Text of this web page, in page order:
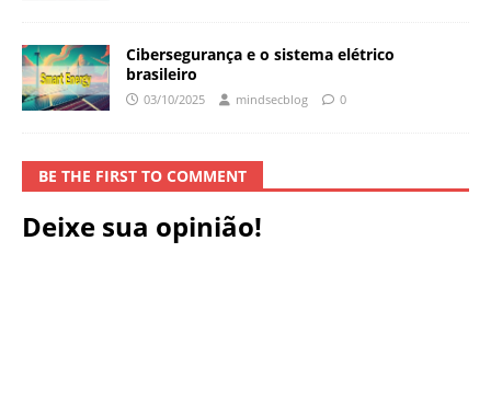
Cibersegurança e o sistema elétrico
brasileiro
03/10/2025 mindsecblog 0
BE THE FIRST TO COMMENT
Deixe sua opinião!